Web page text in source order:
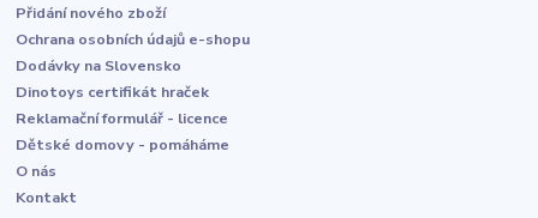
Přidání nového zboží
Ochrana osobních údajů e-shopu
Dodávky na Slovensko
Dinotoys certifikát hraček
Reklamační formulář - licence
Dětské domovy - pomáháme
O nás
Kontakt